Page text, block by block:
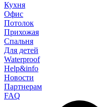
Кухня
Офис
Потолок
Прихожая
Спальня
Для детей
Waterproof
Help&info
Новости
Партнерам
FAQ